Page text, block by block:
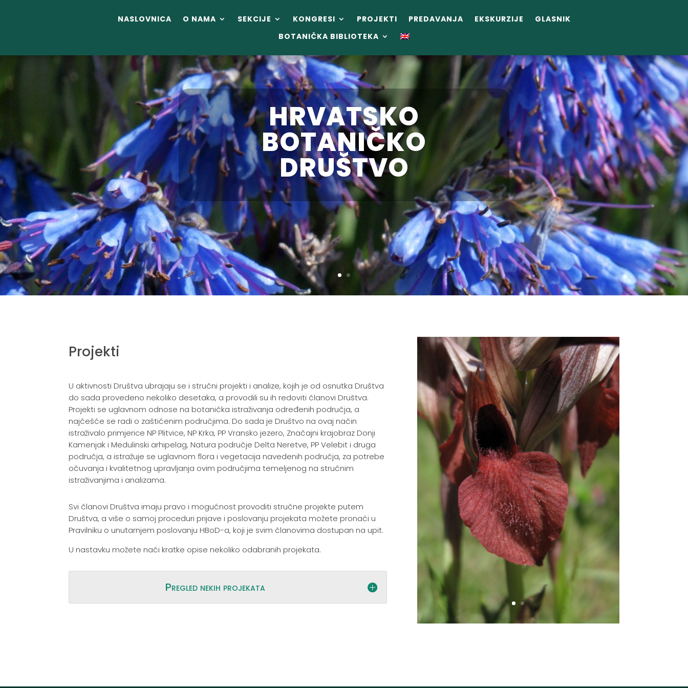
NASLOVNICA O NAMA SEKCIJE KONGRESI PROJEKTI PREDAVANJA EKSKURZIJE
GLASNIK
BOTANIČKA BIBLIOTEKA
HRVATSKO
BOTANIČKO
DRUŠTVO
Projekti
U aktivnosti Društva ubrajaju se i stručni projekti i analize, kojih je od osnutka Društva
do sada provedeno nekoliko desetaka, a provodili su ih redoviti članovi Društva.
Projekti se uglavnom odnose na botanička istraživanja određenih područja, a
najčešće se radi o zaštićenim područjima. Do sada je Društvo na ovaj način
istraživalo primjerice NP Plitvice, NP Krka, PP Vransko jezero, Značajni krajobraz Donji
Kamenjak i Medulinski arhipelag, Natura područje Delta Neretve, PP Velebit i druga
područja, a istražuje se uglavnom flora i vegetacija navedenih područja, za potrebe
očuvanja i kvalitetnog upravljanja ovim područjima temeljenog na stručnim
istraživanjima i analizama.
Svi članovi Društva imaju pravo i mogućnost provoditi stručne projekte putem
Društva, a više o samoj proceduri prijave i poslovanju projekata možete pronaći u
Pravilniku o unutarnjem poslovanju HBoD-a, koji je svim članovima dostupan na upit.
U nastavku možete naći kratke opise nekoliko odabranih projekata.
Pregled nekih projekata